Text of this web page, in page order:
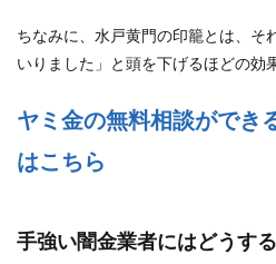
ちなみに、水戸黄門の印籠とは、そ
いりました」と頭を下げるほどの効
ヤミ金の無料相談ができ
はこちら
手強い闇金業者にはどうす